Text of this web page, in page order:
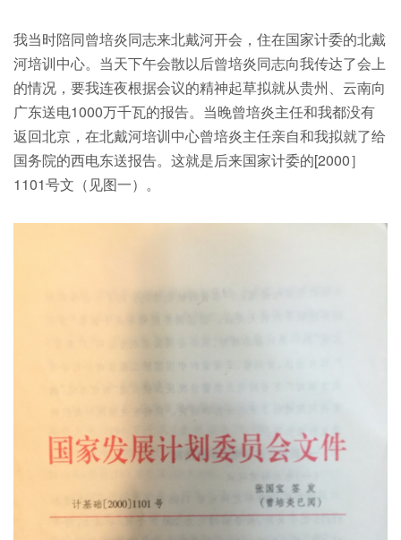
我当时陪同曾培炎同志来北戴河开会，住在国家计委的北戴
河培训中心。当天下午会散以后曾培炎同志向我传达了会上
的情况，要我连夜根据会议的精神起草拟就从贵州、云南向
广东送电1000万千瓦的报告。当晚曾培炎主任和我都没有
返回北京，在北戴河培训中心曾培炎主任亲自和我拟就了给
国务院的西电东送报告。这就是后来国家计委的[2000］
1101号文（见图一）。